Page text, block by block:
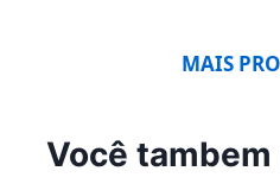
MAIS
Você